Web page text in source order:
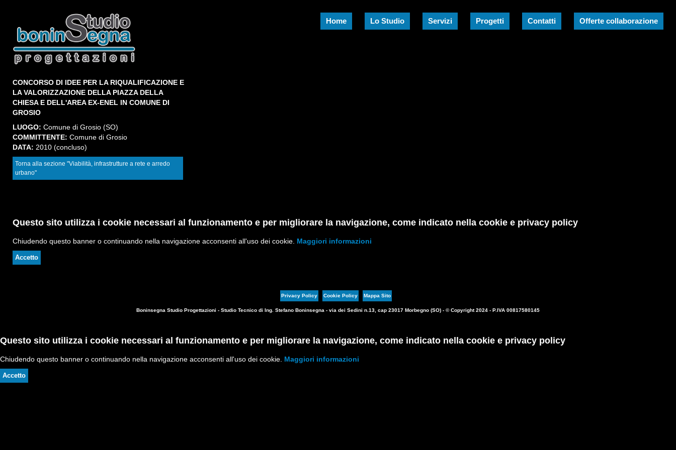
Home Lo Studio Servizi Progetti Contatti Offerte collaborazione
CONCORSO DI IDEE PER LA RIQUALIFICAZIONE E
LA VALORIZZAZIONE DELLA PIAZZA DELLA
CHIESA E DELL'AREA EX-ENEL IN COMUNE DI
GROSIO
LUOGO: Comune di Grosio (SO)
COMMITTENTE: Comune di Grosio
DATA: 2010 (concluso)
Torna alla sezione "Viabilità, infrastrutture a rete e arredo
urbano"
Questo sito utilizza i cookie necessari al funzionamento e per migliorare la navigazione, come indicato nella cookie e privacy policy
Chiudendo questo banner o continuando nella navigazione acconsenti all'uso dei cookie. Maggiori informazioni
Accetto
Privacy Policy Cookie Policy Mappa Sito
Boninsegna Studio Progettazioni - Studio Tecnico di Ing. Stefano Boninsegna - via dei Sedini n.13, cap 23017 Morbegno (SO) - © Copyright 2024 - P.IVA 00817580145
Questo sito utilizza i cookie necessari al funzionamento e per migliorare la navigazione, come indicato nella cookie e privacy policy
Chiudendo questo banner o continuando nella navigazione acconsenti all'uso dei cookie. Maggiori informazioni
Accetto